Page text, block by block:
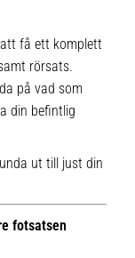
få ett komplett
rörsats.
på vad som
din befintlig
ut till just din
fotsatsen